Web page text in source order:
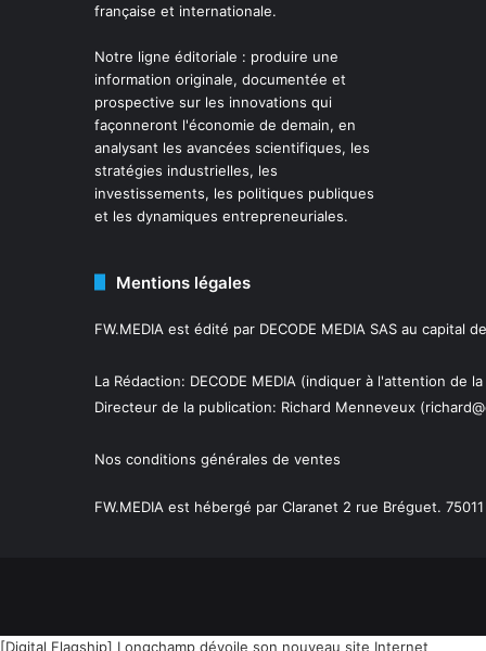
française et internationale.
Notre ligne éditoriale : produire une
information originale, documentée et
prospective sur les innovations qui
façonneront l'économie de demain, en
analysant les avancées scientifiques, les
stratégies industrielles, les
investissements, les politiques publiques
et les dynamiques entrepreneuriales.
Mentions légales
FW.MEDIA est édité par DECODE MEDIA SAS au capital
La Rédaction: DECODE MEDIA (indiquer à l'attention de
Directeur de la publication: Richard Menneveux
Nos conditions générales de ventes
FW.MEDIA est hébergé par Claranet 2 rue Bréguet. 75011
[Digital Flagship] Longchamp dévoile son nouveau site Internet